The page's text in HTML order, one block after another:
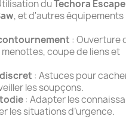
duTechora Escape
, et d'autres équipements
: Ouverture
coupe de liens et
: Astuces pour
les soupçons.
: Adapter les
les situations d’urgence.